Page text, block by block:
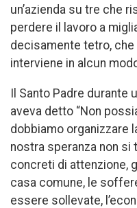
un’azienda su tre che
perdere il lavoro a
decisamente tetro,
interviene in alcun
Il Santo Padre durante
aveva detto “Non
dobbiamo organizzare
nostra speranza non
concreti di attenzione,
casa comune, le
essere sollevate,